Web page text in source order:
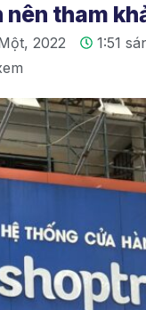
nên tham
2022
1:51